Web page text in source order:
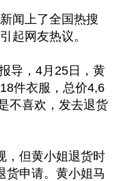
闻上了全国热搜
起网友热议。
导，4月25日，黄
件衣服，总价4,6
不喜欢，发去退货
，但黄小姐退货时
货申请。黄小姐马